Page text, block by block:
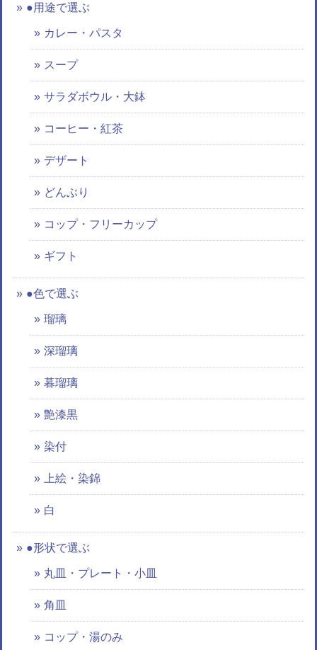
●用途で選ぶ
カレー・パスタ
スープ
サラダボウル・大鉢
コーヒー・紅茶
デザート
どんぶり
コップ・フリーカップ
ギフト
●色で選ぶ
瑠璃
深瑠璃
暮瑠璃
艶漆黒
染付
上絵・染錦
白
●形状で選ぶ
丸皿・プレート・小皿
角皿
コップ・湯のみ